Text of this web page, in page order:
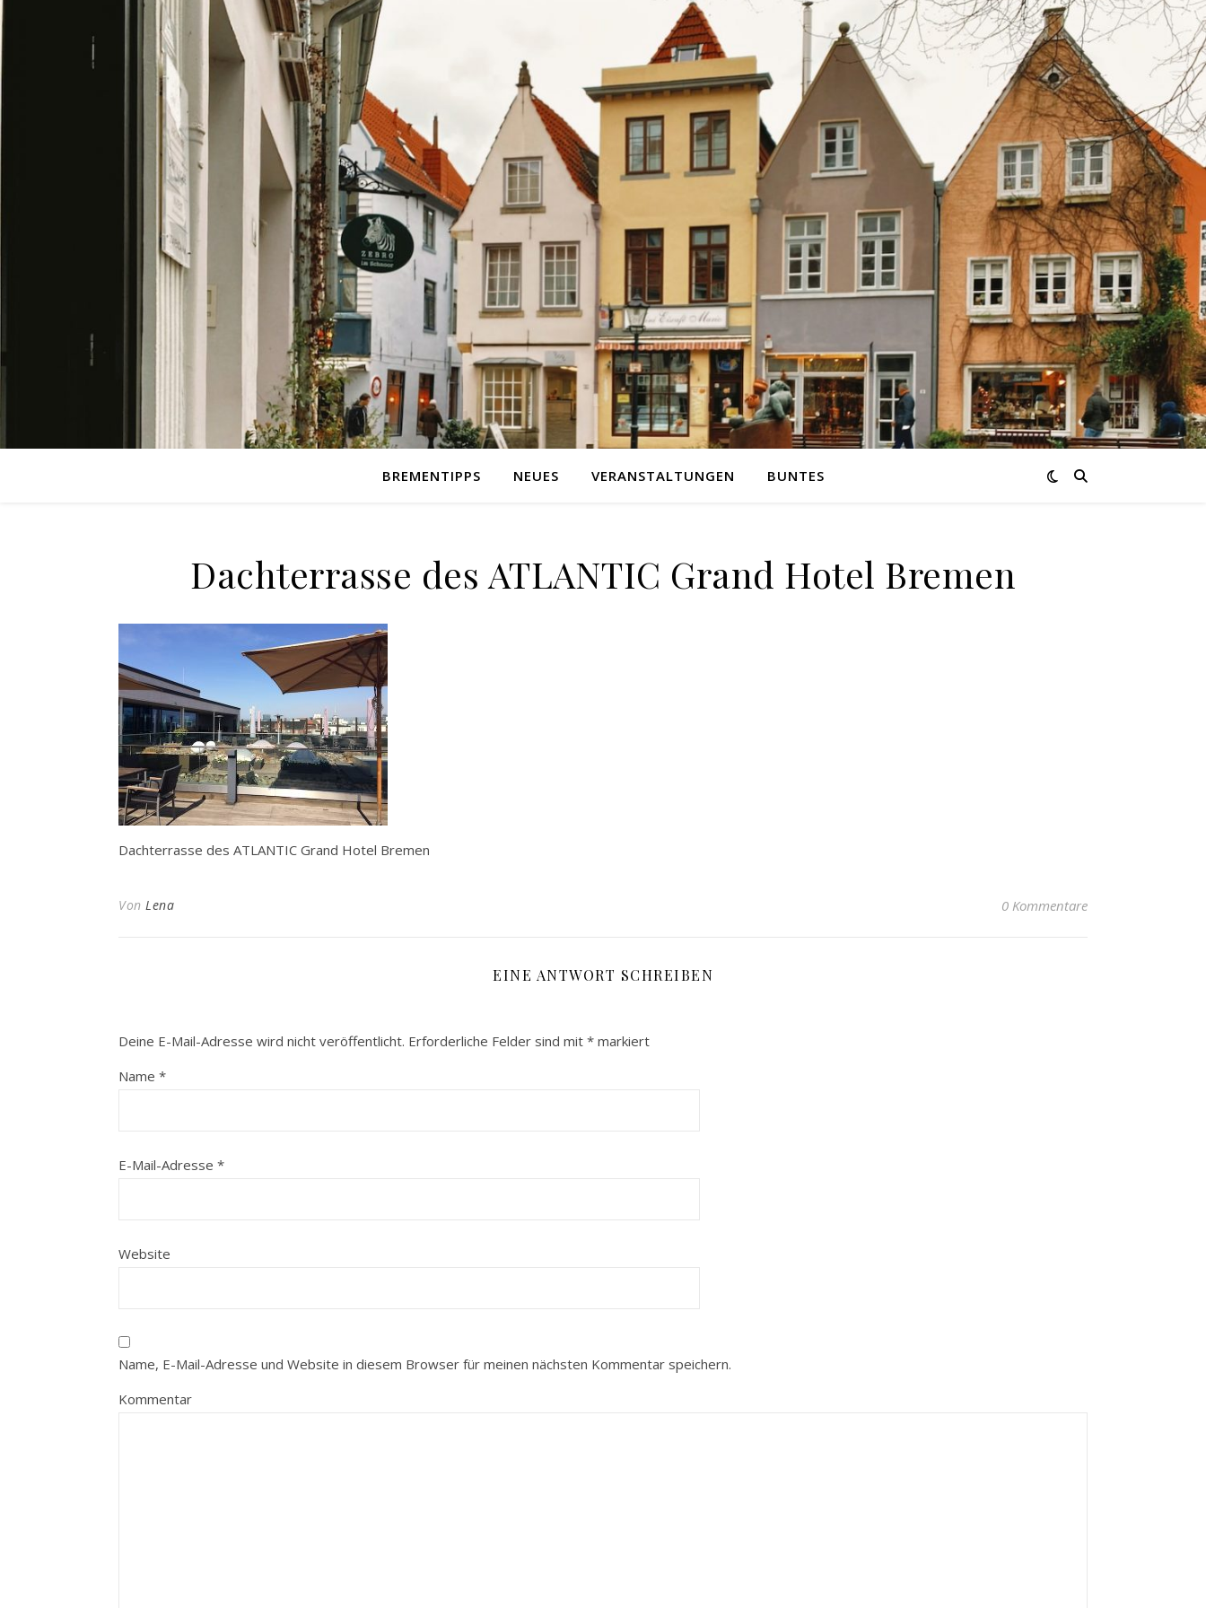
BREMENTIPPS NEUES VERANSTALTUNGEN BUNTES
Dachterrasse des ATLANTIC Grand Hotel Bremen
Dachterrasse des ATLANTIC Grand Hotel Bremen
Von Lena 0 Kommentare
EINE ANTWORT SCHREIBEN
Deine E-Mail-Adresse wird nicht veröffentlicht. Erforderliche Felder sind mit * markiert
Name *
E-Mail-Adresse *
Website
Name, E-Mail-Adresse und Website in diesem Browser für meinen nächsten Kommentar speichern.
Kommentar